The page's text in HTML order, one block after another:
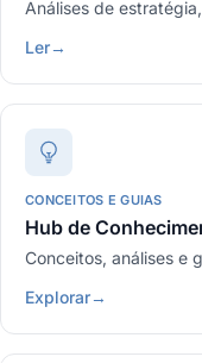
Análises de
Ler→
CONCEITOS E GUIAS
Hub de
Conceitos, análises e
Explorar→